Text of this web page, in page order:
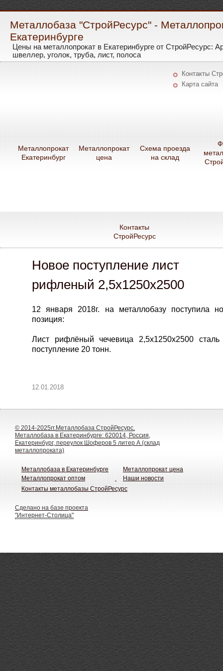
Металлобаза "СтройРесурс" -
Екатеринбурге
Цены на металлопрокат в Екатеринбурге от СтройРесурс:
швеллер, уголок, труба, лист, полоса
Контакты
Карта сайта
Металлопрокат
Екатеринбург
Металлопрокат
цена
Схема проезда
на склад
Контакты
СтройРесурс
Новое поступление лист
рифленый 2,5х1250х2500
12 января 2018г. на металлобазу поступила
позиция:
Лист рифлёный чечевица 2,5х1250х2500
поступление 20 тонн.
12.01.2018
© 2014-2025гг.Металлобаза СтройРесурс.
Металлобаза в Екатеринбурге: 620014, Россия,
Екатеринбург, переулок Шоферов 5 литер А (склад
металлопроката)
Металлобаза в Екатеринбурге
Металлопрокат оптом
Металлопрокат цена
Наши новости
Контакты металлобазы СтройРесурс
Сделано на базе проекта
"Интернет-Столица"